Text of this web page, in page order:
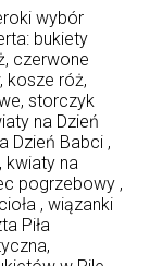
wybór
bukiety
czerwone
kosze róż,
storczyk
na Dzień
Dzień Babci ,
kwiaty na
pogrzebowy ,
, wiązanki
Piła